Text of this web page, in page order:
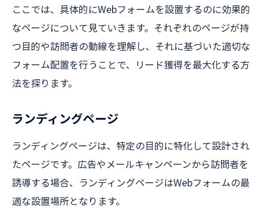
ここでは、具体的にWebフォームを設置するのに効果的
なページについて見ていきます。それぞれのページが持
つ目的や訪問者の動線を理解し、それに基づいた適切な
フォーム配置を行うことで、リード獲得を最大化する方
法を探ります。
ランディングページ
ランディングページは、特定の目的に特化して設計され
たページです。広告やメールキャンペーンから訪問者を
誘導する場合、ランディングページはWebフォームの最
適な設置場所となります。